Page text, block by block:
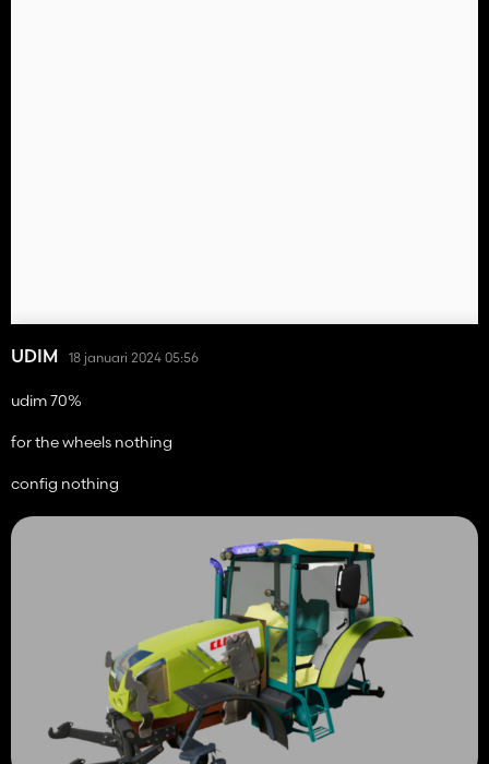
UDIM 18 januari 2024 05:56
udim 70%
for the wheels nothing
config nothing